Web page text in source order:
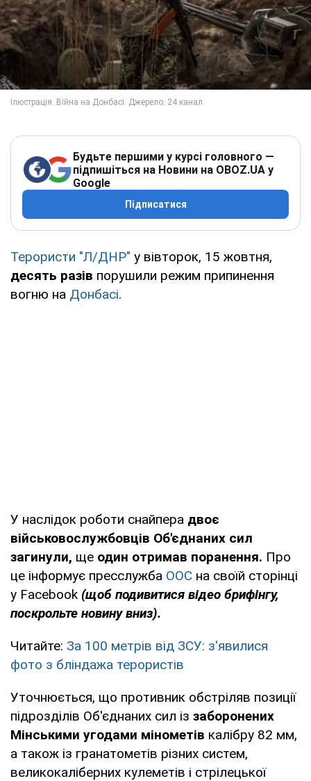
Будьте першими у курсі головного —
підпишіться на Новини на OBOZ.UA у
Google
Підписатися
Терористи "Л/ДНР" у вівторок, 15 жовтня,
десять разів порушили режим припинення
вогню на Донбасі.
У наслідок роботи снайпера двоє
військовослужбовців Об'єднаних сил
загинули, ще один отримав поранення. Про
це інформує пресслужба ООС на своїй сторінці
у Facebook (щоб подивитися відео брифінгу,
поскрольте новину вниз).
Читайте: За 100 метрів від ЗСУ: з'явилися
фото з бліндажа терористів
Уточнюється, що противник обстріляв позиції
підрозділів Об'єднаних сил із заборонених
Мінськими угодами мінометів калібру 82 мм,
а також із гранатометів різних систем,
великокаліберних кулеметів і стрілецької